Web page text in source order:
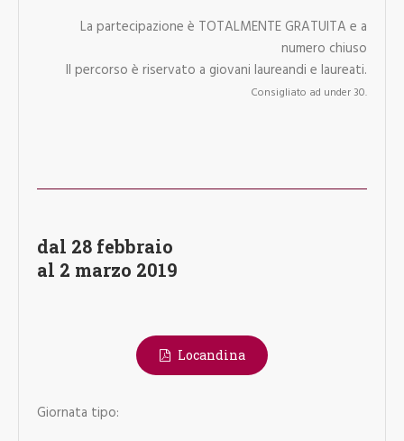
La partecipazione è TOTALMENTE GRATUITA e a
numero chiuso
Il percorso è riservato a giovani laureandi e laureati.
Consigliato ad under 30.
dal 28 febbraio
al 2 marzo 2019
Locandina
Giornata tipo: